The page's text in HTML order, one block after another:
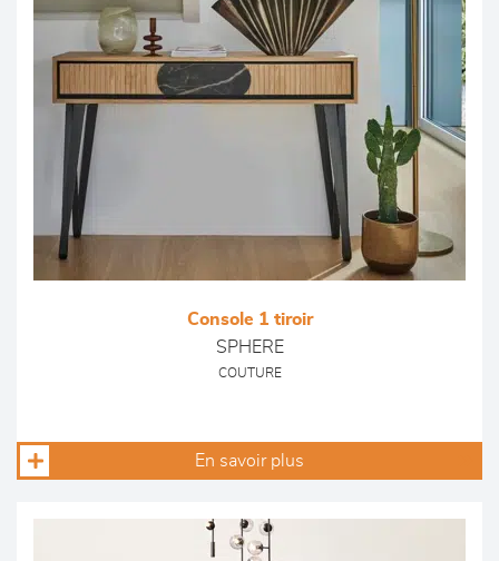
Console 1 tiroir
SPHERE
COUTURE
En savoir plus